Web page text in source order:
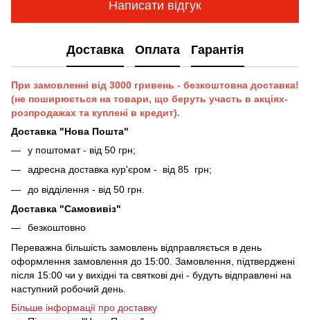
Написати відгук
Доставка Оплата Гарантія
При замовленні від 3000 гривень - безкоштовна доставка!
(не поширюється на товари, що беруть участь в акціях-
розпродажах та куплені в кредит).
Доставка "Нова Пошта"
у поштомат - від 50 грн;
адресна доставка кур'єром - від 85 грн;
до відділення - від 50 грн.
Доставка "Самовивіз"
безкоштовно
Переважна більшість замовлень відправляється в день
оформлення замовлення до 15:00. Замовлення, підтверджені
після 15:00 чи у вихідні та святкові дні - будуть відправлені на
наступний робочий день.
Більше інформації про доставку